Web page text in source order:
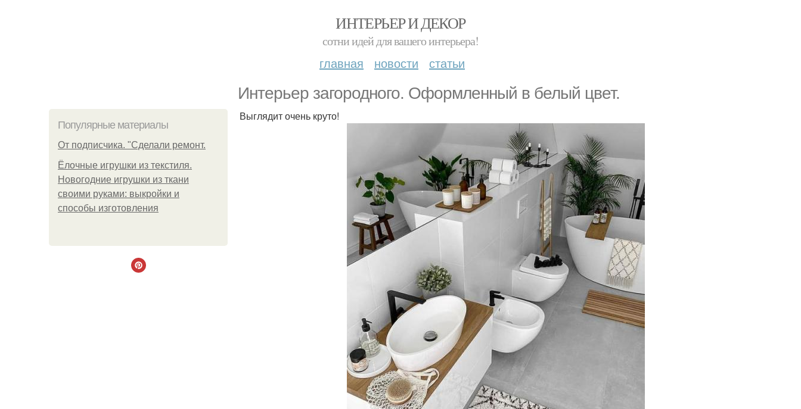
ИНТЕРЬЕР И ДЕКОР
сотни идей для вашего интерьера!
главная новости статьи
Интерьер загородного. Оформленный в белый цвет.
Популярные материалы
От подписчика. "Сделали ремонт.
Ёлочные игрушки из текстиля.
Новогодние игрушки из ткани
своими руками: выкройки и
способы изготовления
Выглядит очень круто!